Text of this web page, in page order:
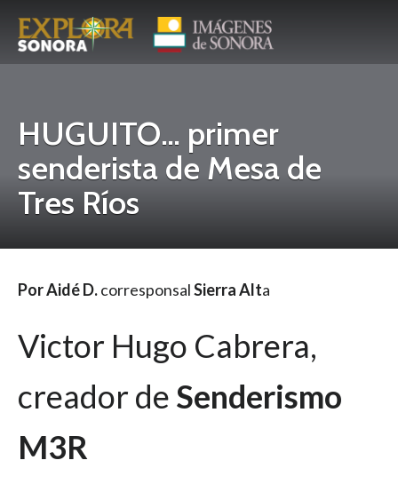
HUGUITO… primer
senderista de Mesa de
Tres Ríos
Por Aidé D.corresponsalSierra Alta
Victor Hugo Cabrera,
creador de Senderismo
M3R